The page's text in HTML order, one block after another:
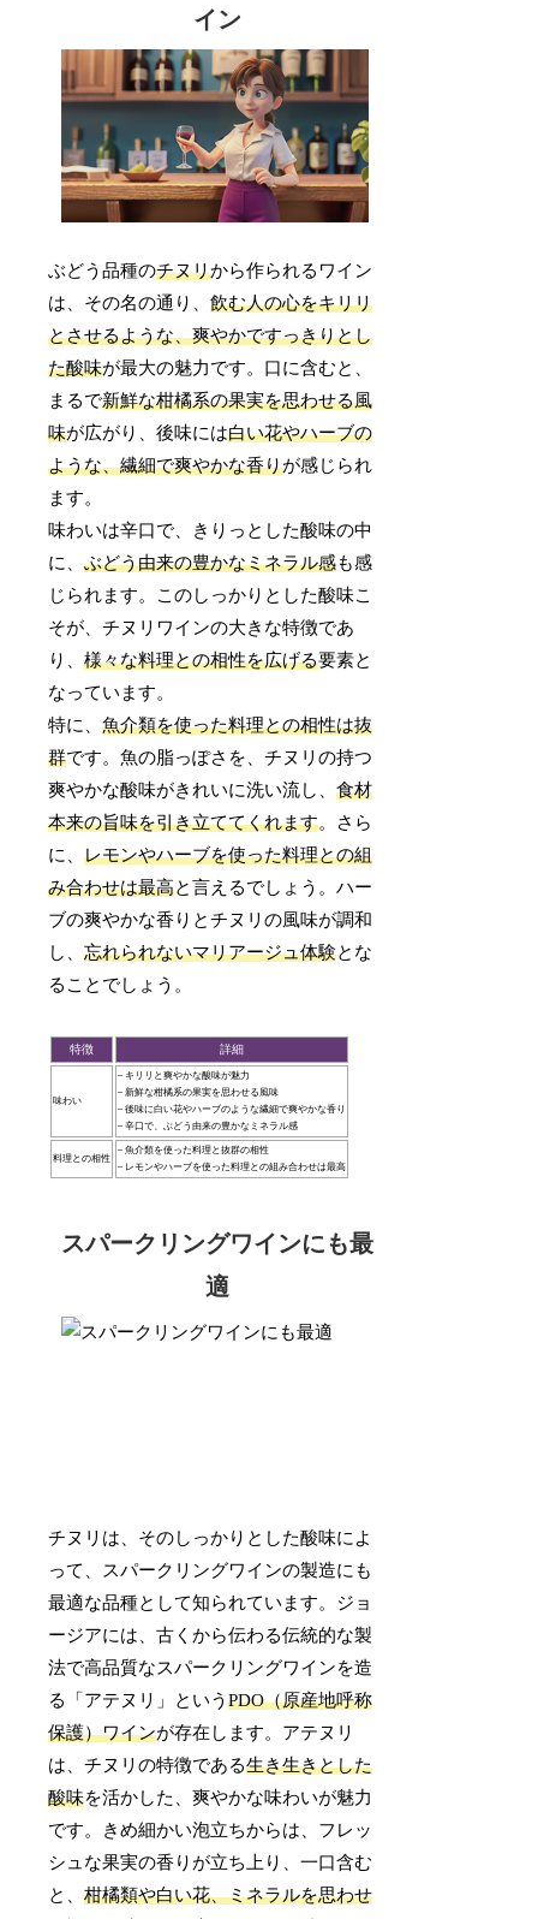
イン
ぶどう品種のチヌリから作られるワイン
は、その名の通り、飲む人の心をキリリ
とさせるような、爽やかですっきりとし
た酸味が最大の魅力です。口に含むと、
まるで新鮮な柑橘系の果実を思わせる風
味が広がり、後味には白い花やハーブの
ような、繊細で爽やかな香りが感じられ
ます。
味わいは辛口で、きりっとした酸味の中
に、ぶどう由来の豊かなミネラル感も感
じられます。このしっかりとした酸味こ
そが、チヌリワインの大きな特徴であ
り、様々な料理との相性を広げる要素と
なっています。
特に、魚介類を使った料理との相性は抜
群です。魚の脂っぽさを、チヌリの持つ
爽やかな酸味がきれいに洗い流し、食材
本来の旨味を引き立ててくれます。さら
に、レモンやハーブを使った料理との組
み合わせは最高と言えるでしょう。ハー
ブの爽やかな香りとチヌリの風味が調和
し、忘れられないマリアージュ体験とな
ることでしょう。
特徴 詳細
味わい
– キリリと爽やかな酸味が魅力
– 新鮮な柑橘系の果実を思わせる風味
– 後味に白い花やハーブのような繊細で爽やかな香り
– 辛口で、ぶどう由来の豊かなミネラル感
料理との相性
– 魚介類を使った料理と抜群の相性
– レモンやハーブを使った料理との組み合わせは最高
スパークリングワインにも最
適
チヌリは、そのしっかりとした酸味によ
って、スパークリングワインの製造にも
最適な品種として知られています。ジョ
ージアには、古くから伝わる伝統的な製
法で高品質なスパークリングワインを造
る「アテヌリ」というPDO（原産地呼称
保護）ワインが存在します。アテヌリ
は、チヌリの特徴である生き生きとした
酸味を活かした、爽やかな味わいが魅力
です。きめ細かい泡立ちからは、フレッ
シュな果実の香りが立ち上り、一口含む
と、柑橘類や白い花、ミネラルを思わせ